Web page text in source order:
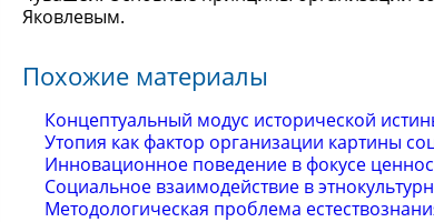
Яковлевым.
Похожие материалы
Концептуальный модус исторической
Утопия как фактор организации картины
Инновационное поведение в фокусе
Социальное взаимодействие в
Методологическая проблема